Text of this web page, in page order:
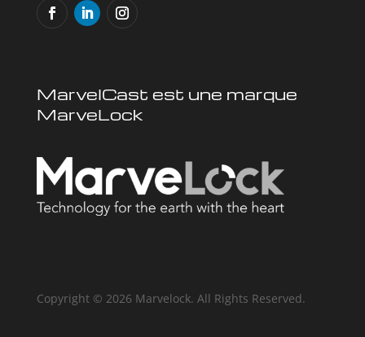
MarvelCast est une marque
MarveLock
Copyright © 2026 Marvelock. All Rights Reserved.